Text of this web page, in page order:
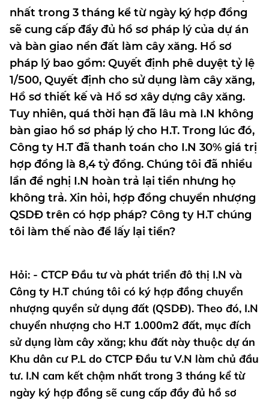
nhất trong 3 tháng kể từ ngày ký hợp đồng
sẽ cung cấp đầy đủ hồ sơ pháp lý của dự án
và bàn giao nền đất làm cây xăng. Hồ sơ
pháp lý bao gồm: Quyết định phê duyệt tỷ lệ
1/500, Quyết định cho sử dụng làm cây xăng,
Hồ sơ thiết kế và Hồ sơ xây dựng cây xăng.
Tuy nhiên, quá thời hạn đã lâu mà I.N không
bàn giao hồ sơ pháp lý cho H.T. Trong lúc đó,
Công ty H.T đã thanh toán cho I.N 30% giá trị
hợp đồng là 8,4 tỷ đồng. Chúng tôi đã nhiều
lần đề nghị I.N hoàn trả lại tiền nhưng họ
không trả. Xin hỏi, hợp đồng chuyển nhượng
QSDĐ trên có hợp pháp? Công ty H.T chúng
tôi làm thế nào để lấy lại tiền?
Hỏi: - CTCP Đầu tư và phát triển đô thị I.N và
Công ty H.T chúng tôi có ký hợp đồng chuyển
nhượng quyền sử dụng đất (QSDĐ). Theo đó, I.N
chuyển nhượng cho H.T 1.000m2 đất, mục đích
sử dụng làm cây xăng; khu đất này thuộc dự án
Khu dân cư P.L do CTCP Đầu tư V.N làm chủ đầu
tư. I.N cam kết chậm nhất trong 3 tháng kể từ
ngày ký hợp đồng sẽ cung cấp đầy đủ hồ sơ